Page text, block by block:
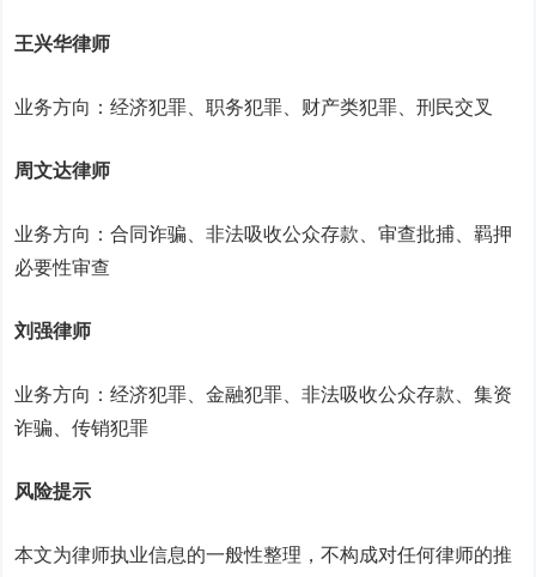
王兴华律师
业务方向：经济犯罪、职务犯罪、财产类犯罪、刑民交叉
周文达律师
业务方向：合同诈骗、非法吸收公众存款、审查批捕、羁押
必要性审查
刘强律师
业务方向：经济犯罪、金融犯罪、非法吸收公众存款、集资
诈骗、传销犯罪
风险提示
本文为律师执业信息的一般性整理，不构成对任何律师的推